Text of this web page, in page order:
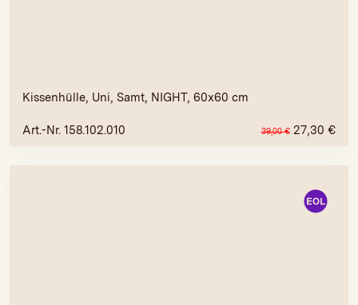
Kissenhülle, Uni, Samt, NIGHT, 60x60 cm
Art.-Nr. 158.102.010 39,00€ 27,30 €